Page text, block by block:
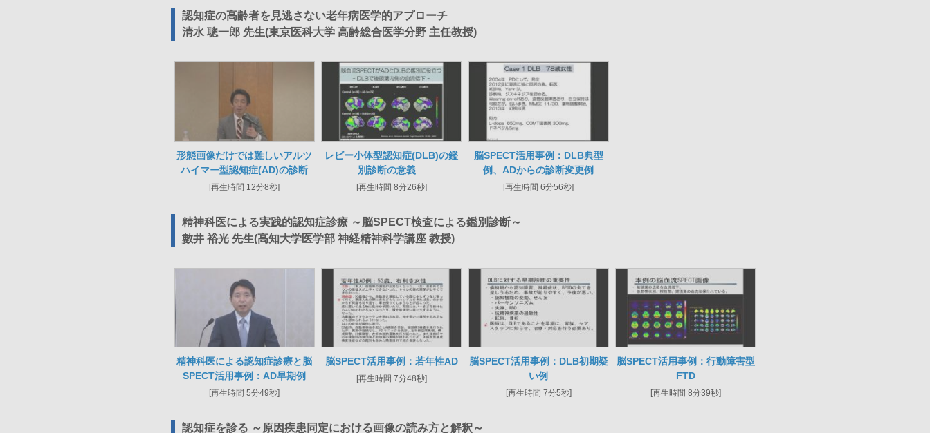
認知症の高齢者を見逃さない老年病医学的アプローチ
清水 聰一郎 先生(東京医科大学 高齢総合医学分野 主任教授)
形態画像だけでは難しいアルツ
ハイマー型認知症(AD)の診断
[再生時間 12分8秒]
レビー小体型認知症(DLB)の鑑
別診断の意義
[再生時間 8分26秒]
脳SPECT活用事例：DLB典型
例、ADからの診断変更例
[再生時間 6分56秒]
精神科医による実践的認知症診療 ～脳SPECT検査による鑑別診断～
數井 裕光 先生(高知大学医学部 神経精神科学講座 教授)
精神科医による認知症診療と脳
SPECT活用事例：AD早期例
[再生時間 5分49秒]
脳SPECT活用事例：若年性AD
[再生時間 7分48秒]
脳SPECT活用事例：DLB初期疑
い例
[再生時間 7分5秒]
脳SPECT活用事例：行動障害型
FTD
[再生時間 8分39秒]
認知症を診る ～原因疾患同定における画像の読み方と解釈～